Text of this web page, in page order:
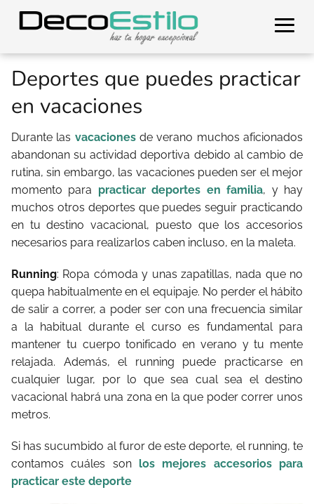
Deportes que puedes practicar
en vacaciones
Durante las vacacionesde verano muchos aficionados
abandonan su actividad deportiva debido al cambio de
rutina, sin embargo, las vacaciones pueden ser el mejor
momento para practicar deportes en familia, y hay
muchos otros deportes que puedes seguir practicando
en tu destino vacacional, puesto que los accesorios
necesarios para realizarlos caben incluso, en la maleta.
Running: Ropa cómoda y unas zapatillas, nada que no
quepa habitualmente en el equipaje. No perder el hábito
de salir a correr, a poder ser con una frecuencia similar
a la habitual durante el curso es fundamental para
mantener tu cuerpo tonificado en verano y tu mente
relajada. Además, el running puede practicarse en
cualquier lugar, por lo que sea cual sea el destino
vacacional habrá una zona en la que poder correr unos
metros.
Si has sucumbido al furor de este deporte, el running, te
contamos cuáles son los mejores accesorios para
practicar este deporte